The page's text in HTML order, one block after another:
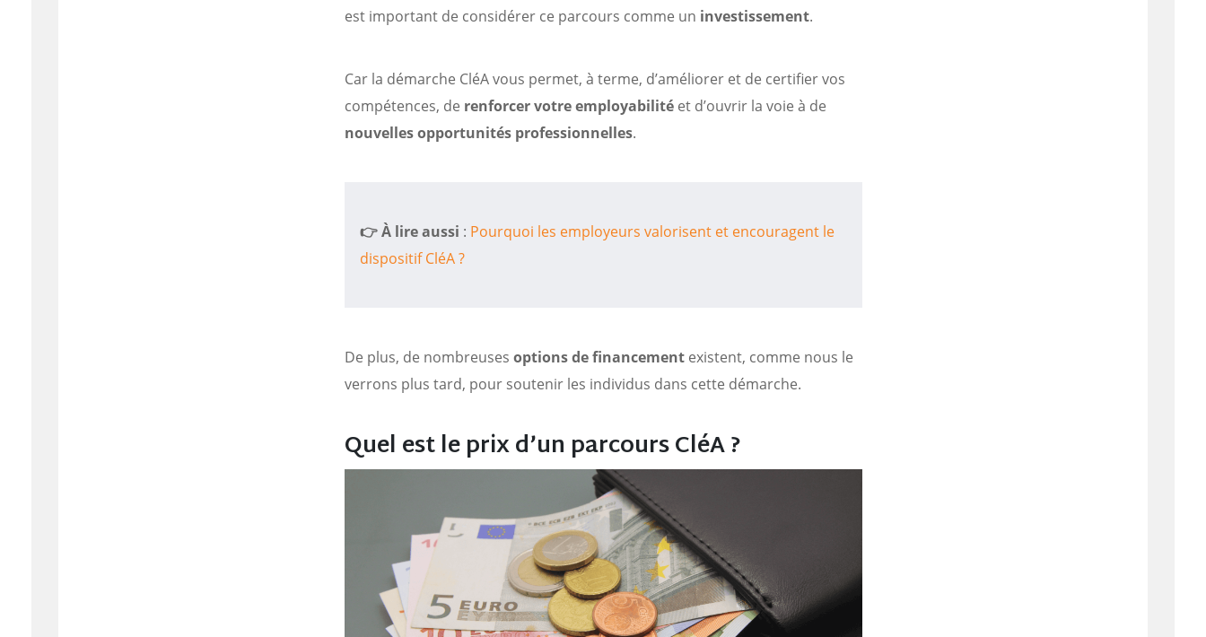
est important de considérer ce parcours comme un investissement.
Car la démarche CléA vous permet, à terme, d’améliorer et de certifier vos
compétences, de renforcer votre employabilitéet d’ouvrir la voie à de
nouvelles opportunités professionnelles.
👉 À lire aussi : Pourquoi les employeurs valorisent et encouragent le
dispositif CléA ?
De plus, de nombreuses options de financement existent, comme nous le
verrons plus tard, pour soutenir les individus dans cette démarche.
Quel est le prix d’un parcours CléA ?